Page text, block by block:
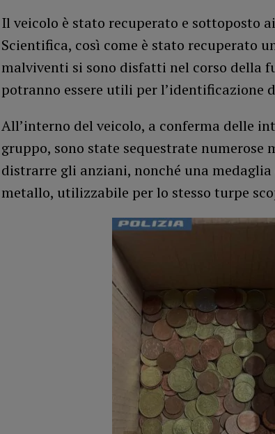
Il veicolo è stato recuperato e sottoposto
Scientifica, così come è stato recuperato
malviventi si sono disfatti nel corso della
potranno essere utili per l’identificazione
All’interno del veicolo, a conferma delle
gruppo, sono state sequestrate
distrarre gli anziani, nonché una medaglia
metallo, utilizzabile per lo stesso turpe